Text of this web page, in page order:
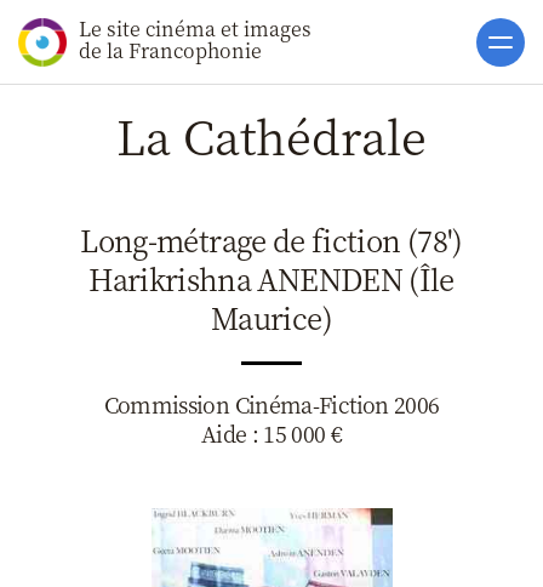
Le site cinéma et images
de la Francophonie Accueil
Actualités
Soutiens
Catalogue
Clap ACP
Boites à
La Cathédrale
Long-métrage de fiction (78')
Harikrishna ANENDEN (Île
Maurice)
Commission Cinéma-Fiction 2006
Aide : 15 000 €